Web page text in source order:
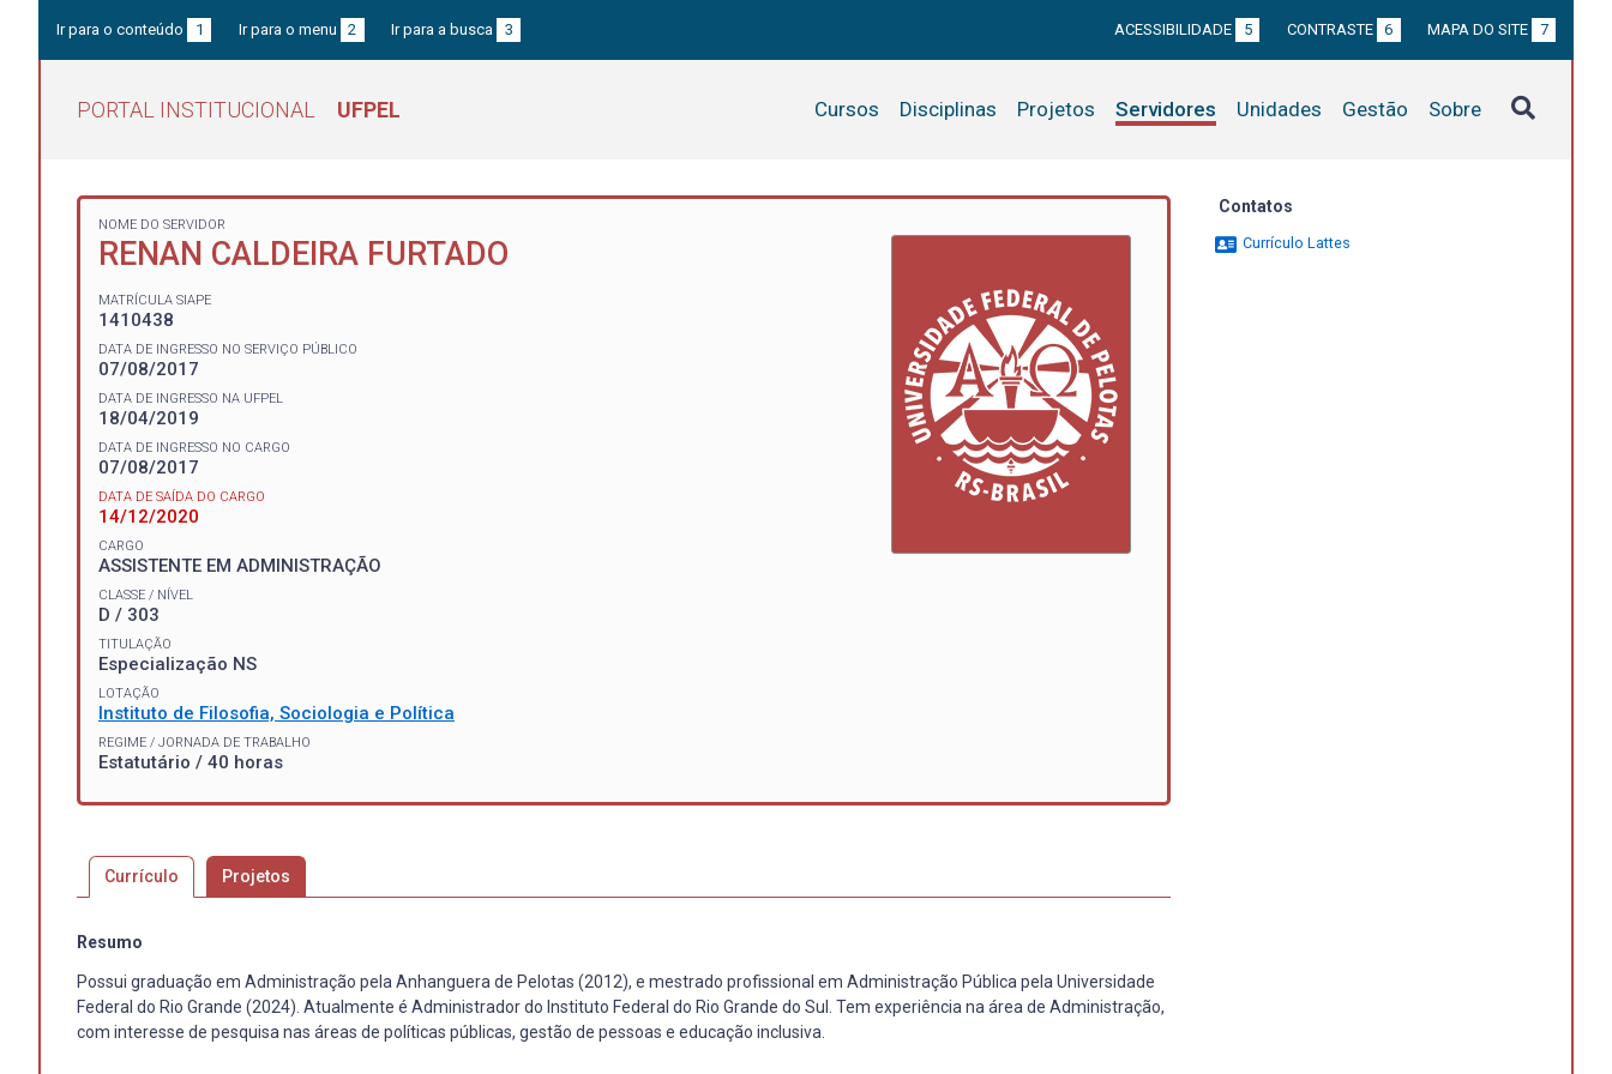
Ir para o conteúdo 1 Ir para o menu 2 Ir para a busca 3 ACESSIBILIDADE 5 CONTRASTE 6 MAPA DO SITE 7
PORTAL INSTITUCIONAL UFPEL Cursos Disciplinas Projetos Servidores Unidades Gestão Sobre
NOME DO SERVIDOR
RENAN CALDEIRA FURTADO
MATRÍCULA SIAPE
1410438
DATA DE INGRESSO NO SERVIÇO PÚBLICO
07/08/2017
DATA DE INGRESSO NA UFPEL
18/04/2019
DATA DE INGRESSO NO CARGO
07/08/2017
DATA DE SAÍDA DO CARGO
14/12/2020
CARGO
ASSISTENTE EM ADMINISTRAÇÃO
CLASSE / NÍVEL
D / 303
TITULAÇÃO
Especialização NS
LOTAÇÃO
Instituto de Filosofia, Sociologia e Política
REGIME / JORNADA DE TRABALHO
Estatutário / 40 horas
Currículo Projetos
Resumo
Possui graduação em Administração pela Anhanguera de Pelotas (2012), e mestrado profissional em Administração Pública pela Universidade
Federal do Rio Grande (2024). Atualmente é Administrador do Instituto Federal do Rio Grande do Sul. Tem experiência na área de Administração,
com interesse de pesquisa nas áreas de políticas públicas, gestão de pessoas e educação inclusiva.
Contatos
Currículo Lattes